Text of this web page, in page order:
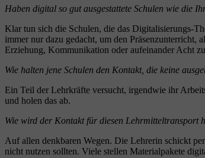
Haben digital so gut ausgestattete Schulen wie die
Klar tun sich die Schulen, die das Digitalisierungs-
immer nur dazu gedacht, um den Präsenzunterricht,
Erziehung, Kommunikation oder aufeinander Acht
Wie halten jene Schulen den Kontakt, die keine
Ein Teil der Lehrkräfte versucht, irgendwie ihr
und holen das ab.
Wie wird der Kontakt für diesen Lehrmitteltransport
Auf allen denkbaren Wegen. Die Lehrerin schickt
nicht nutzen sollten. Viele stellen Materialpakete